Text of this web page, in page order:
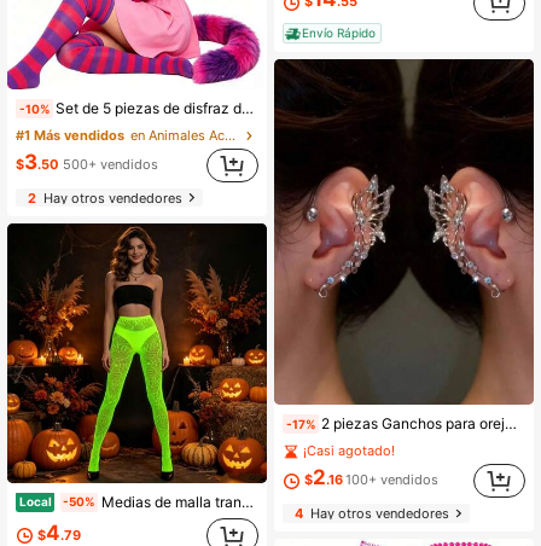
-10% Set de 5 piezas de disfraz de gato a rayas rosa y morado, que incluye orejas de gato + cola esponjosa + mangas a rayas, calcetines y falda, adecuado para cosplay de Halloween
#1 Más vendidos
en Animales Accesorios de disfraces
$3.50 500+ vendidos
2Hay otros vendedores
Local -50% Medias de malla transparente para mujer Halloween que brillan en la oscuridad estilo gótico para disfraz
$4.79
Envío Rápido
-17% 2 piezas Ganchos para orejas de mariposa brillante de hada, accesorios de estilo etéreo y ligero, adecuados para fiestas, cosplay, uso diario y temas de hadas. Decoración de fiesta, pendientes soñadores, joyería hecha a mano, regalo ideal para vacaciones
¡Casi agotado!
$2.16100+ vendidos
4Hay otros vendedores